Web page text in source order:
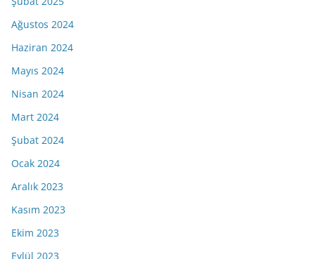
Ağustos 2024
Haziran 2024
Mayıs 2024
Nisan 2024
Mart 2024
Şubat 2024
Ocak 2024
Aralık 2023
Kasım 2023
Ekim 2023
Eylül 2023